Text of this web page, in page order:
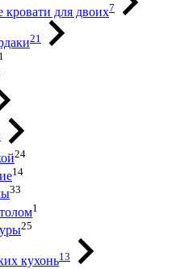
для двоих7
21
24
14
33
1
25
кухонь13